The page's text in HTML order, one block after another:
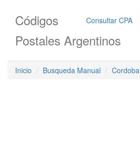
Consultar CPA
Códigos
Postales Argentinos
Inicio Busqueda Manual Cordoba